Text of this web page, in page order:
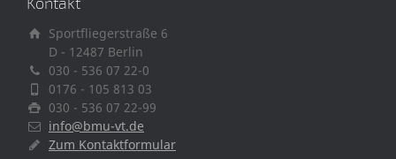
Sportfliegerstraße 6
D - 12487 Berlin
030 - 536 07 22-0
0176 - 105 813 03
030 - 536 07 22-99
info@bmu-vt.de
Zum Kontaktformular